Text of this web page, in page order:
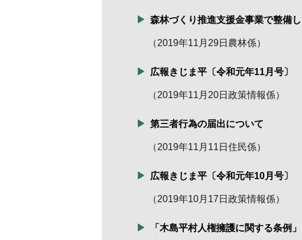
森林づくり推進支援金事業で整備し
（2019年11月29日 農林係）
広報きじま平〔令和元年11月号〕
（2019年11月20日 政策情報係）
第三者行為の届出について
（2019年11月11日 住民係）
広報きじま平〔令和元年10月号〕
（2019年10月17日 政策情報係）
「木島平村人権擁護に関する条例